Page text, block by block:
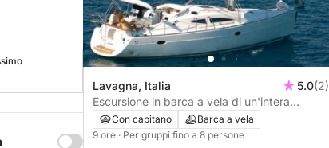
Lavagna, Italia 5.0(2)
Escursione in barca a vela di un'intera
giornata alle Cinque Terre con aperitivo e
degustazione di vini.
Con capitano
Barca a vela
9 ore · Per gruppi fino a 8 persone